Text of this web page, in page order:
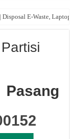
E-Waste,